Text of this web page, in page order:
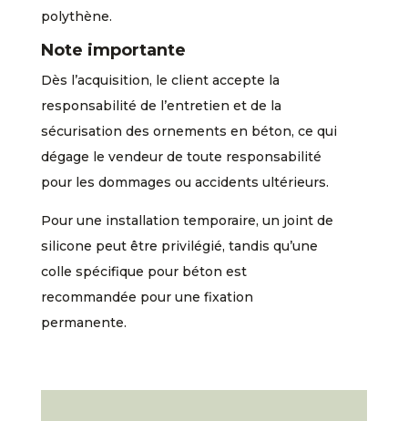
polythène.
Note importante
Dès l’acquisition, le client accepte la
responsabilité de l’entretien et de la
sécurisation des ornements en béton, ce qui
dégage le vendeur de toute responsabilité
pour les dommages ou accidents ultérieurs.
Pour une installation temporaire, un joint de
silicone peut être privilégié, tandis qu’une
colle spécifique pour béton est
recommandée pour une fixation
permanente.